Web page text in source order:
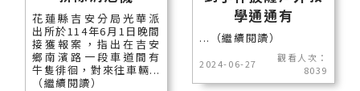
花蓮縣吉安分局光華派
出所於114年6月1日晚間
接獲報案，指出在吉安
鄉南濱路一段車道間有
牛隻徘徊，對來往車輛...
（繼續閱讀）
學通通有
...（繼續閱讀）
2024-06-27
觀看人次：
8039